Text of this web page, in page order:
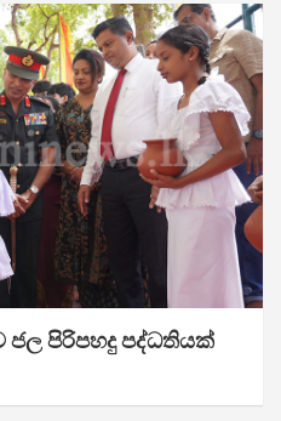
පිරිපහදු පද්ධතියක්